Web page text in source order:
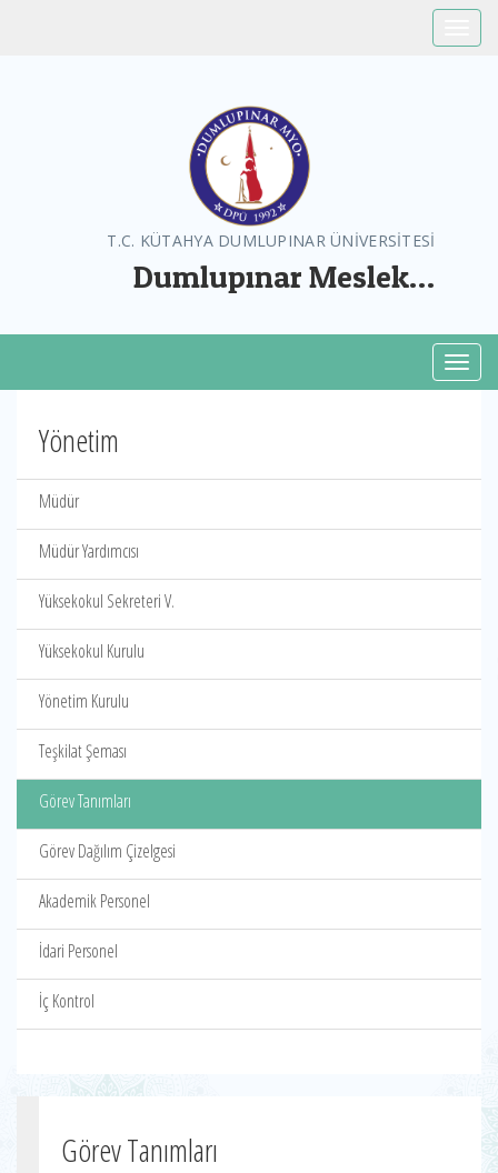
T.C. KÜTAHYA DUMLUPINAR ÜNİVERSİTESİ
Dumlupınar Meslek
Yönetim
Müdür
Müdür Yardımcısı
Yüksekokul Sekreteri V.
Yüksekokul Kurulu
Yönetim Kurulu
Teşkilat Şeması
Görev Tanımları
Görev Dağılım Çizelgesi
Akademik Personel
İdari Personel
İç Kontrol
Görev Tanımları